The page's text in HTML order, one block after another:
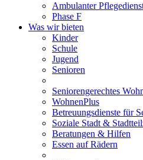
Ambulanter
Phase F
Was wir bieten
Kinder
Schule
Jugend
Senioren
Seniorengerechtes
WohnenPlus
Betreuungsdienste für
Soziale Stadt &
Beratungen & Hilfen
Essen auf Rädern